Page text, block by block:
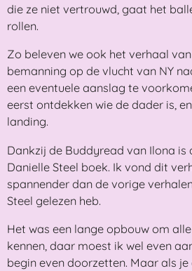
die ze niet vertrouwd, gaat het
rollen.
Zo beleven we ook het verhaal
bemanning op de vlucht van NY
een eventuele aanslag te
eerst ontdekken wie de dader is,
landing.
Dankzij de Buddyread van Ilona is
Danielle Steel boek. Ik vond dit
spannender dan de vorige
Steel gelezen heb.
Het was een lange opbouw om
kennen, daar moest ik wel even
begin even doorzetten. Maar als